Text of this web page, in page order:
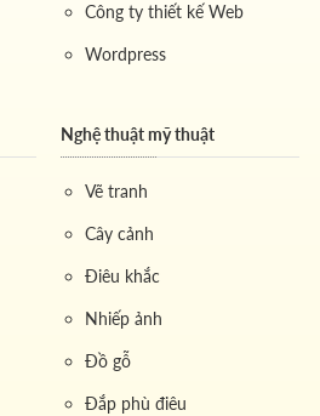
Công ty thiết kế Web
Wordpress
Nghệ thuật mỹ thuật
Vẽ tranh
Cây cảnh
Điêu khắc
Nhiếp ảnh
Đồ gỗ
Đắp phù điêu